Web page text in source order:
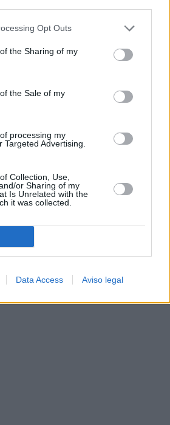
Tenga en cuenta que algún
pero usted tiene el derecho de
Sus preferencias se aplicarán
de nuevo en este sitio web o
de privacidad.
Opt Outs
the Sharing of my
the Sale of my
processing my
Targeted Advertising.
Collection, Use,
or Sharing of my
Is Unrelated with the
it was collected.
Data Access Aviso legal